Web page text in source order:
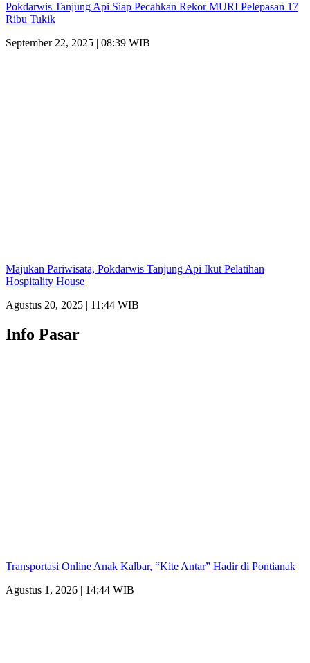
Pokdarwis Tanjung Api Siap Pecahkan Rekor MURI Pelepasan 17
Ribu Tukik
September 22, 2025 | 08:39 WIB
Majukan Pariwisata, Pokdarwis Tanjung Api Ikut Pelatihan
Hospitality House
Agustus 20, 2025 | 11:44 WIB
Info Pasar
Transportasi Online Anak Kalbar, “Kite Antar” Hadir di Pontianak
Agustus 1, 2026 | 14:44 WIB